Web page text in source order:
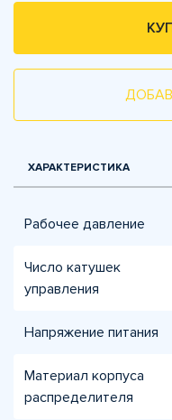
ХАРАКТЕРИСТИКА
Рабочее давление
Число катушек
управления
Напряжение питания
Материал корпуса
распределителя